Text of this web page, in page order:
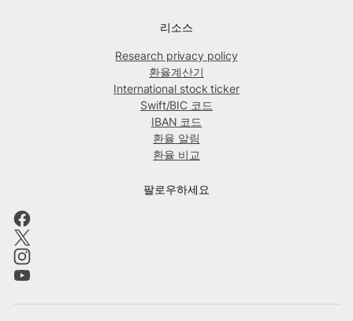
리소스
Research privacy policy
환율계산기
International stock ticker
Swift/BIC 코드
IBAN 코드
환율 알림
환율 비교
팔로우하세요